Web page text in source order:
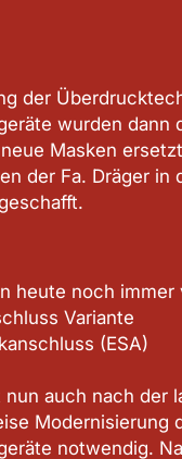
der
wurden dann
Masken
der Fa. Dräger in
heute noch
Variante
(ESA)
auch nach der
Modernisierung
notwendig.